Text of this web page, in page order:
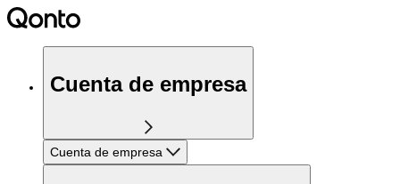
Cuenta de empresa
Cuenta de empresa